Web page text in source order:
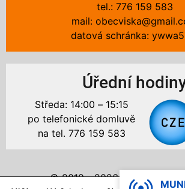
tel.: 776 159 583
mail:
datová schránka:
Úřední
Středa: 14:00 – 15:15
po telefonické domluvě
na tel. 776 159 583
© 2019 - 2026 Obec Víska u